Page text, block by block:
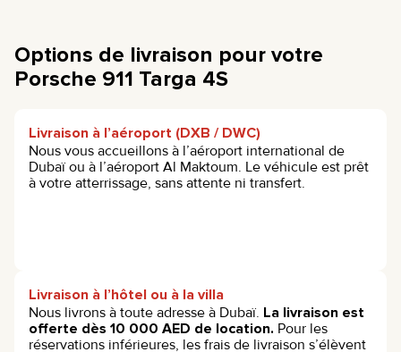
Options de livraison pour votre
Porsche 911 Targa 4S
Livraison à l’aéroport (DXB / DWC)
Nous vous accueillons à l’aéroport international de
Dubaï ou à l’aéroport Al Maktoum. Le véhicule est prêt
à votre atterrissage, sans attente ni transfert.
Livraison à l’hôtel ou à la villa
Nous livrons à toute adresse à Dubaï. La livraison est
offerte dès 10 000 AED de location. Pour les
réservations inférieures, les frais de livraison s’élèvent